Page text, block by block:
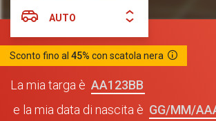
AUTO
Sconto fino al 45% con scatola nera
La mia targa è
AA123BB
e la mia data di nascita è
GG/MM/